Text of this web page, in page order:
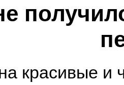
красивые и